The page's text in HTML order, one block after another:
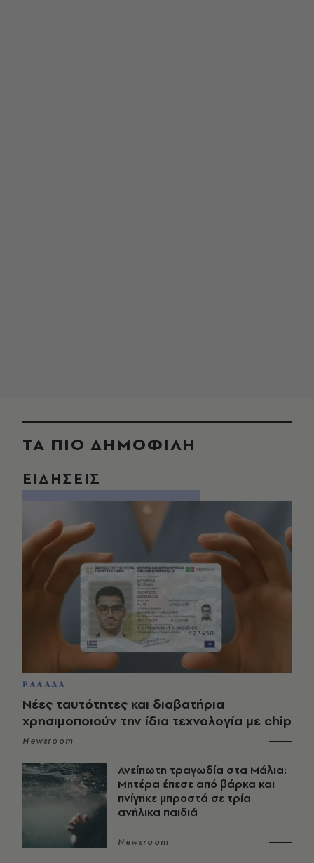
ΤΑ ΠΙΟ ΔΗΜΟΦΙΛΗ
ΕΙΔΗΣΕΙΣ
ΕΛΛΑΔΑ
Νέες ταυτότητες και διαβατήρια
χρησιμοποιούν την ίδια τεχνολογία με chip
Newsroom
Ανείπωτη τραγωδία στα Μάλια:
Μητέρα έπεσε από βάρκα και
πνίγηκε μπροστά σε τρία
ανήλικα παιδιά
Newsroom